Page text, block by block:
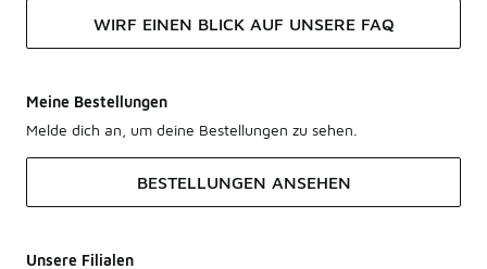
WIRF EINEN BLICK AUF UNSERE FAQ
Meine Bestellungen
Melde dich an, um deine Bestellungen zu sehen.
BESTELLUNGEN ANSEHEN
Unsere Filialen